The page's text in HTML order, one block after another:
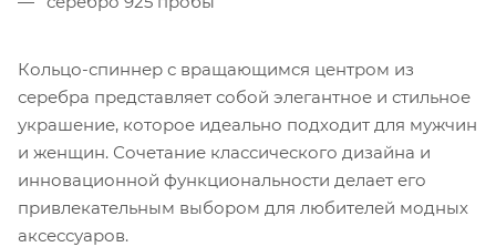
Кольцо-спиннер с вращающимся центром из
серебра представляет собой элегантное и стильное
украшение, которое идеально подходит для мужчин
и женщин. Сочетание классического дизайна и
инновационной функциональности делает его
привлекательным выбором для любителей модных
аксессуаров.